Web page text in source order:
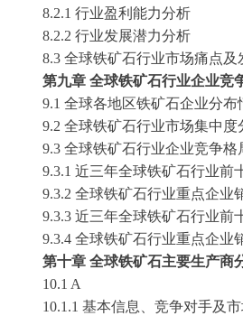
8.2.1 行业盈利能力分析
8.2.2 行业发展潜力分析
8.3 全球铁矿石行业市场痛点及
第九章 全球铁矿石行业企业竞
9.1 全球各地区铁矿石企业分布
9.2 全球铁矿石行业市场集中度
9.3 全球铁矿石行业企业竞争格
9.3.1 近三年全球铁矿石行业前
9.3.2 全球铁矿石行业重点企业
9.3.3 近三年全球铁矿石行业前
9.3.4 全球铁矿石行业重点企业
第十章 全球铁矿石主要生产商
10.1 A
10.1.1 基本信息、竞争对手及